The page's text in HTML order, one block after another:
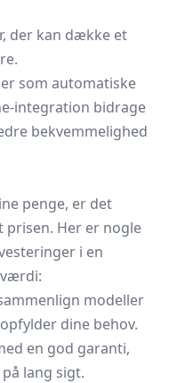
der kan dække et
som automatiske
integration bidrage
bekvemmelighed
penge, er det
prisen. Her er nogle
i en
modeller
dine behov.
en god garanti,
lang sigt.